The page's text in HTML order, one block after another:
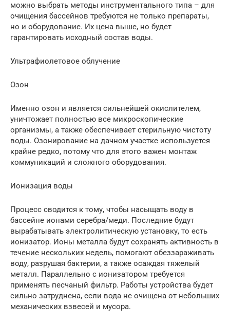
можно выбрать методы инструментального типа – для
очищения бассейнов требуются не только препараты,
но и оборудование. Их цена выше, но будет
гарантировать исходный состав воды.
Ультрафиолетовое облучение
Озон
Именно озон и является сильнейшей окислителем,
уничтожает полностью все микроскопические
организмы, а также обеспечивает стерильную чистоту
воды. Озонирование на дачном участке используется
крайне редко, потому что для этого важен монтаж
коммуникаций и сложного оборудования.
Ионизация воды
Процесс сводится к тому, чтобы насыщать воду в
бассейне ионами серебра/меди. Последние будут
вырабатывать электролитическую установку, то есть
ионизатор. Ионы металла будут сохранять активность в
течение нескольких недель, помогают обеззараживать
воду, разрушая бактерии, а также осаждая тяжелый
металл. Параллельно с ионизатором требуется
применять песчаный фильтр. Работы устройства будет
сильно затруднена, если вода не очищена от небольших
механических взвесей и мусора.